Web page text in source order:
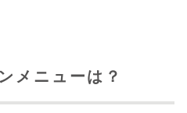
メニューは？